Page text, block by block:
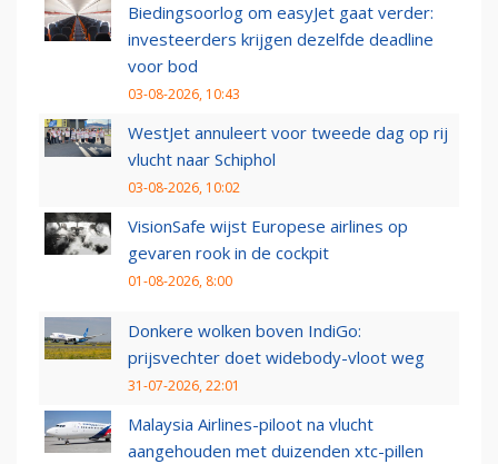
Biedingsoorlog om easyJet gaat verder:
investeerders krijgen dezelfde deadline
voor bod
03-08-2026, 10:43
WestJet annuleert voor tweede dag op rij
vlucht naar Schiphol
03-08-2026, 10:02
VisionSafe wijst Europese airlines op
gevaren rook in de cockpit
01-08-2026, 8:00
Donkere wolken boven IndiGo:
prijsvechter doet widebody-vloot weg
31-07-2026, 22:01
Malaysia Airlines-piloot na vlucht
aangehouden met duizenden xtc-pillen